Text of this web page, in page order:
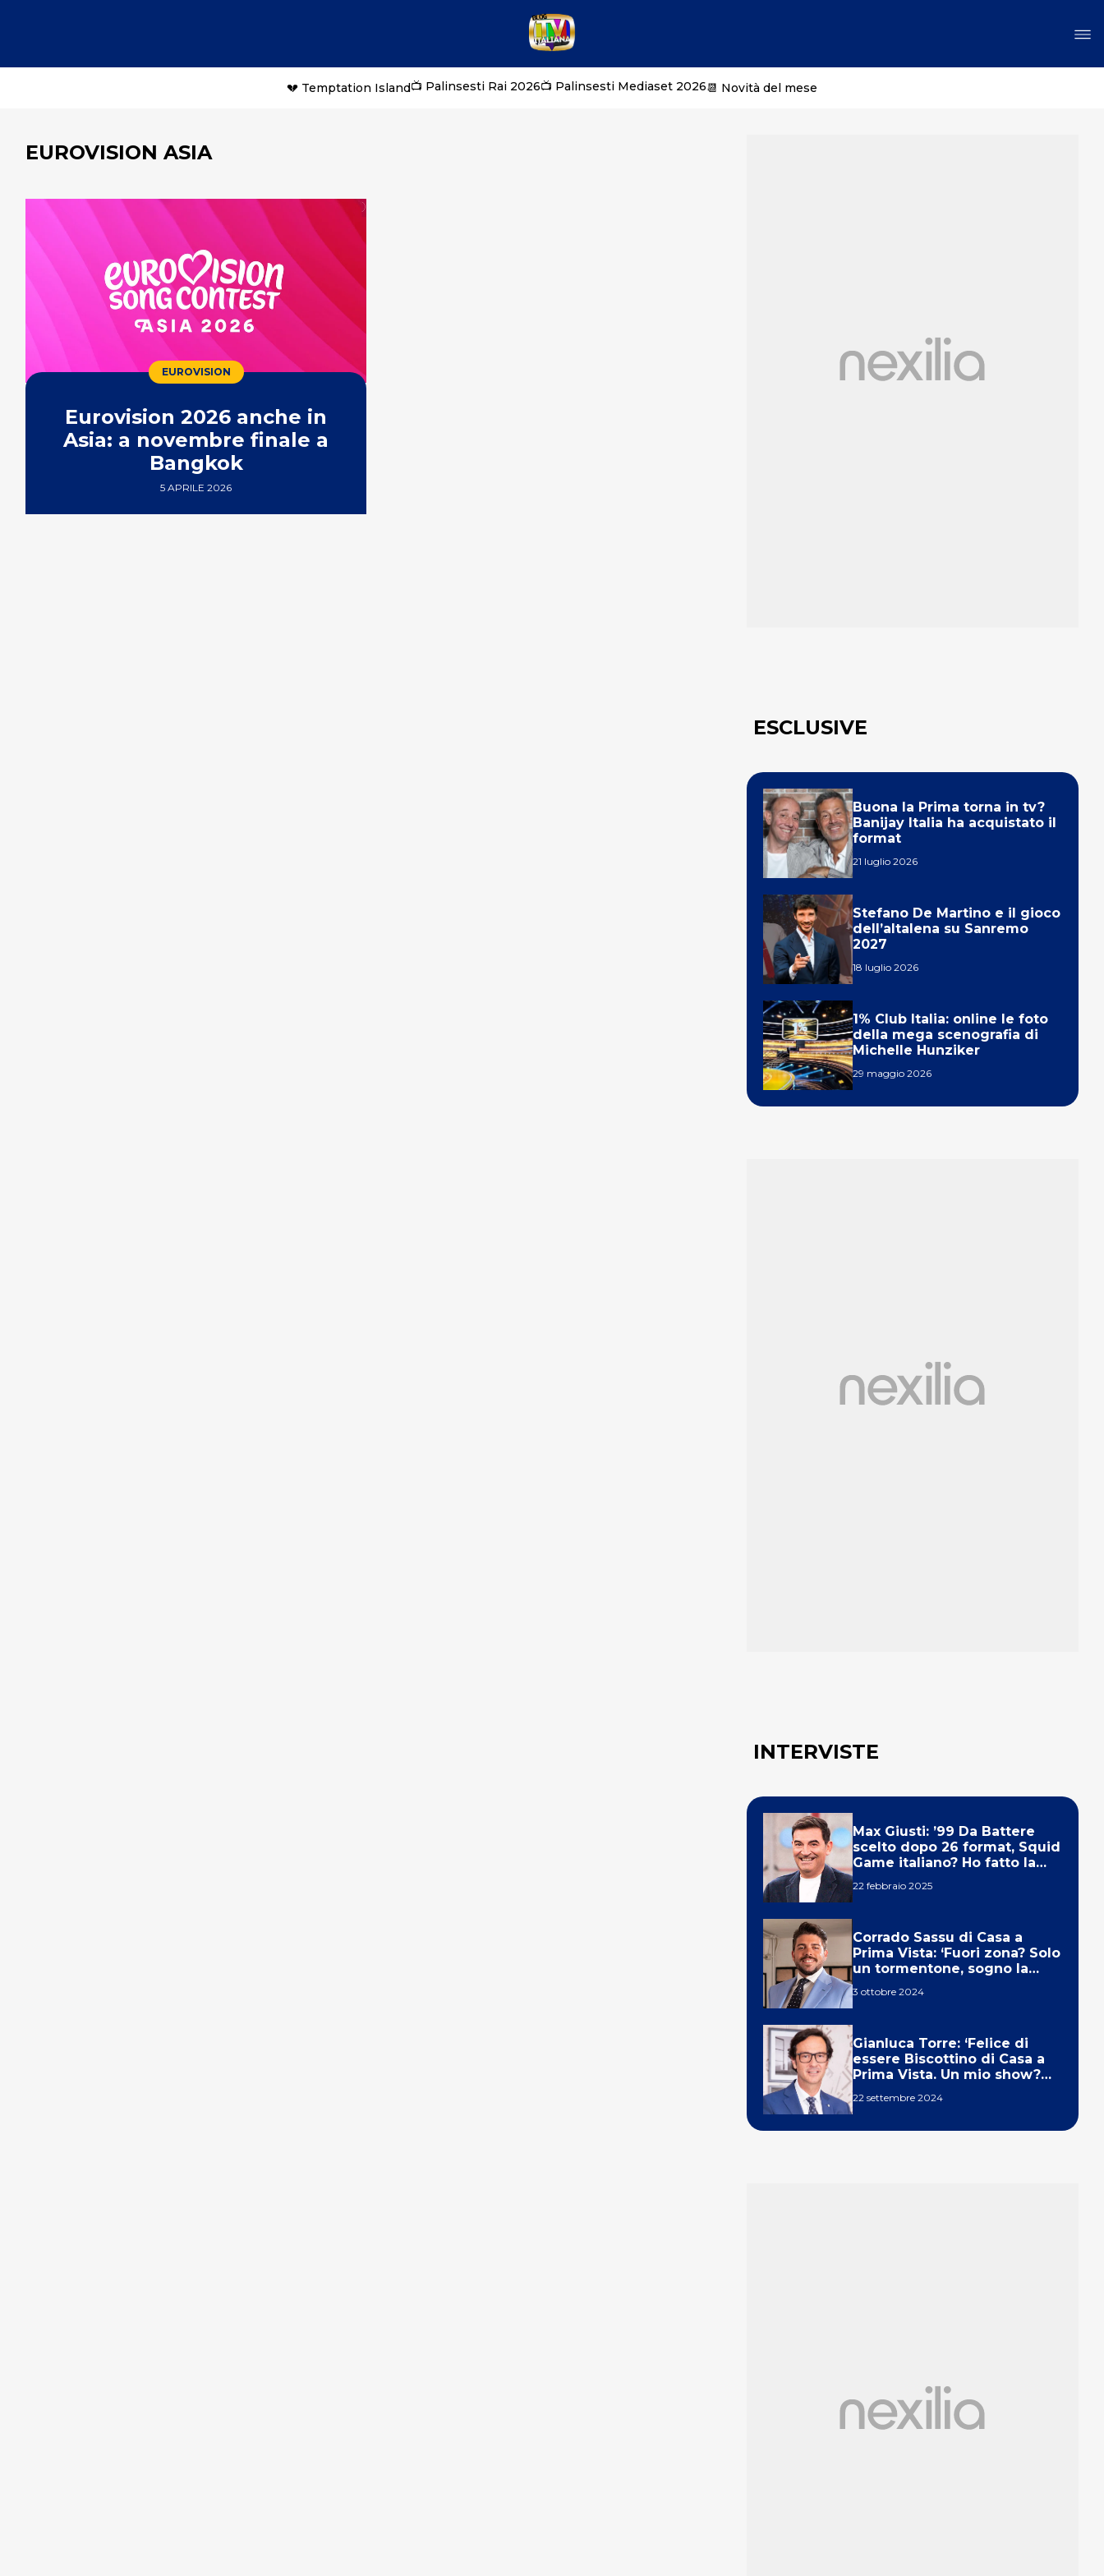
💔 Temptation Island📺 Palinsesti Rai 2026📺 Palinsesti Mediaset 2026📆 Novità del mese
EUROVISION ASIA
EUROVISION
Eurovision 2026 anche in
Asia: a novembre finale a
Bangkok
5 APRILE 2026
ESCLUSIVE
Buona la Prima torna in tv?
Banijay Italia ha acquistato il
format
21 luglio 2026
Stefano De Martino e il gioco
dell’altalena su Sanremo
2027
18 luglio 2026
1% Club Italia: online le foto
della mega scenografia di
Michelle Hunziker
29 maggio 2026
INTERVISTE
Max Giusti: ’99 Da Battere
scelto dopo 26 format, Squid
Game italiano? Ho fatto la
22 febbraio 2025
Corrado Sassu di Casa a
Prima Vista: ‘Fuori zona? Solo
un tormentone, sogno la
3 ottobre 2024
Gianluca Torre: ‘Felice di
essere Biscottino di Casa a
Prima Vista. Un mio show?
22 settembre 2024